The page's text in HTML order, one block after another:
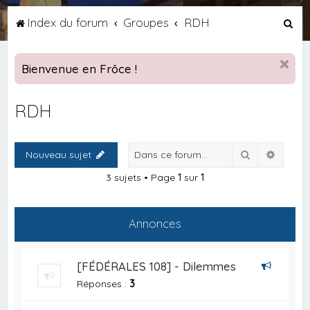
Index du forum Groupes RDH
c
h
Bienvenue en Frôce !
RDH
Nouveau sujet Rechercher
3 sujets • Page 1 sur 1
Annonces
[FÉDÉRALES 108] - Dilemmes
Réponses : 3